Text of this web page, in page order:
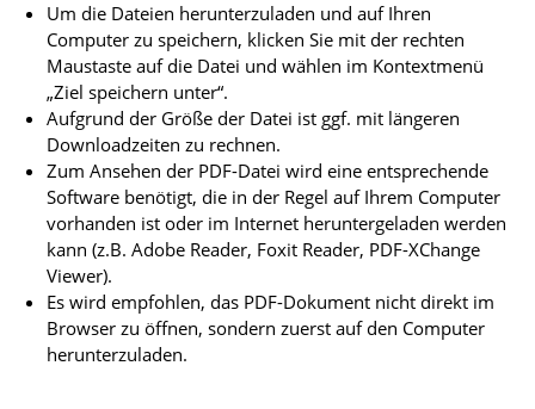
Um die Dateien herunterzuladen und auf Ihren
Computer zu speichern, klicken Sie mit der rechten
Maustaste auf die Datei und wählen im Kontextmenü
„Ziel speichern unter“.
Aufgrund der Größe der Datei ist ggf. mit längeren
Downloadzeiten zu rechnen.
Zum Ansehen der PDF-Datei wird eine entsprechende
Software benötigt, die in der Regel auf Ihrem Computer
vorhanden ist oder im Internet heruntergeladen werden
kann (z.B. Adobe Reader, Foxit Reader, PDF-XChange
Viewer).
Es wird empfohlen, das PDF-Dokument nicht direkt im
Browser zu öffnen, sondern zuerst auf den Computer
herunterzuladen.